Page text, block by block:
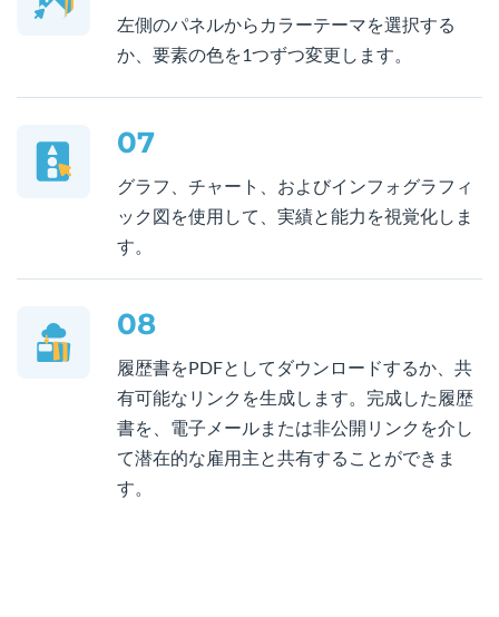
左側のパネルからカラーテーマを選択する
か、要素の色を1つずつ変更します。
07
グラフ、チャート、およびインフォグラフィ
ック図を使用して、実績と能力を視覚化しま
す。
08
履歴書をPDFとしてダウンロードするか、共
有可能なリンクを生成します。完成した履歴
書を、電子メールまたは非公開リンクを介し
て潜在的な雇用主と共有することができま
す。